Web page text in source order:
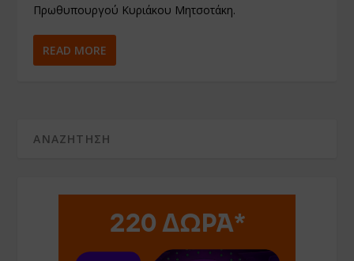
Πρωθυπουργού Κυριάκου Μητσοτάκη.
READ MORE